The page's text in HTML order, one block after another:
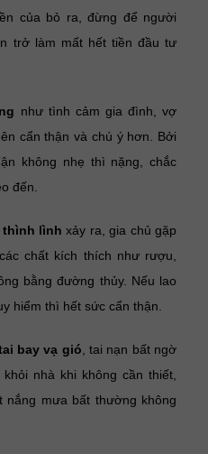
của bỏ ra, đừng để người
trở làm mất hết tiền đầu tư
như tình cảm gia đình, vợ
cẩn thận và chú ý hơn. Bởi
không nhẹ thì nặng, chắc
đến.
thình lình xảy ra, gia chủ gặp
chất kích thích như rượu,
bằng đường thủy. Nếu lao
hiểm thì hết sức cẩn thận.
bay vạ gió , tai nạn bất ngờ
nhà khi không cần thiết,
nắng mưa bất thường không